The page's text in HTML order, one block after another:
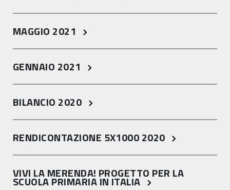
MAGGIO 2021
GENNAIO 2021
BILANCIO 2020
RENDICONTAZIONE 5X1000 2020
VIVI LA MERENDA! PROGETTO PER LA
SCUOLA PRIMARIA IN ITALIA